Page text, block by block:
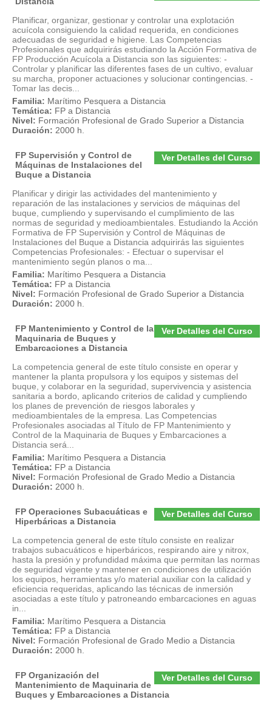
Planificar, organizar, gestionar y controlar una explotación
acuícola consiguiendo la calidad requerida, en condiciones
adecuadas de seguridad e higiene. Las Competencias
Profesionales que adquirirás estudiando la Acción Formativa de
FP Producción Acuícola a Distancia son las siguientes: -
Controlar y planificar las diferentes fases de un cultivo, evaluar
su marcha, proponer actuaciones y solucionar contingencias. -
Tomar las decis...
Familia: Marítimo Pesquera a Distancia
Temática: FP a Distancia
Nivel: Formación Profesional de Grado Superior a Distancia
Duración: 2000 h.
Ver Detalles del Curso
FP Supervisión y Control de
Máquinas de Instalaciones del
Buque a Distancia
Planificar y dirigir las actividades del mantenimiento y
reparación de las instalaciones y servicios de máquinas del
buque, cumpliendo y supervisando el cumplimiento de las
normas de seguridad y medioambientales. Estudiando la Acción
Formativa de FP Supervisión y Control de Máquinas de
Instalaciones del Buque a Distancia adquirirás las siguientes
Competencias Profesionales: - Efectuar o supervisar el
mantenimiento según planos o ma...
Familia: Marítimo Pesquera a Distancia
Temática: FP a Distancia
Nivel: Formación Profesional de Grado Superior a Distancia
Duración: 2000 h.
Ver Detalles del Curso
FP Mantenimiento y Control de la
Maquinaria de Buques y
Embarcaciones a Distancia
La competencia general de este título consiste en operar y
mantener la planta propulsora y los equipos y sistemas del
buque, y colaborar en la seguridad, supervivencia y asistencia
sanitaria a bordo, aplicando criterios de calidad y cumpliendo
los planes de prevención de riesgos laborales y
medioambientales de la empresa. Las Competencias
Profesionales asociadas al Título de FP Mantenimiento y
Control de la Maquinaria de Buques y Embarcaciones a
Distancia será...
Familia: Marítimo Pesquera a Distancia
Temática: FP a Distancia
Nivel: Formación Profesional de Grado Medio a Distancia
Duración: 2000 h.
Ver Detalles del Curso
FP Operaciones Subacuáticas e
Hiperbáricas a Distancia
La competencia general de este título consiste en realizar
trabajos subacuáticos e hiperbáricos, respirando aire y nitrox,
hasta la presión y profundidad máxima que permitan las normas
de seguridad vigente y mantener en condiciones de utilización
los equipos, herramientas y/o material auxiliar con la calidad y
eficiencia requeridas, aplicando las técnicas de inmersión
asociadas a este título y patroneando embarcaciones en aguas
in...
Familia: Marítimo Pesquera a Distancia
Temática: FP a Distancia
Nivel: Formación Profesional de Grado Medio a Distancia
Duración: 2000 h.
Ver Detalles del Curso
FP Organización del
Mantenimiento de Maquinaria de
Buques y Embarcaciones a Distancia